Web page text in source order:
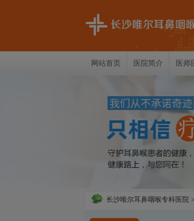
网站首页 医院简介 医师
长沙唯尔耳鼻咽喉专科医院 >